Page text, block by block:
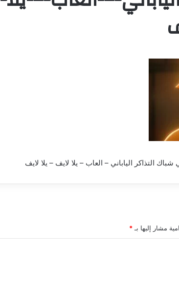
التذاكر الياباني – العاب – يلا لايف – يلا لايف
مشار إليها بـ *